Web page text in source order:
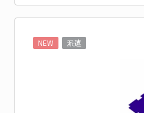
NEW 派遣